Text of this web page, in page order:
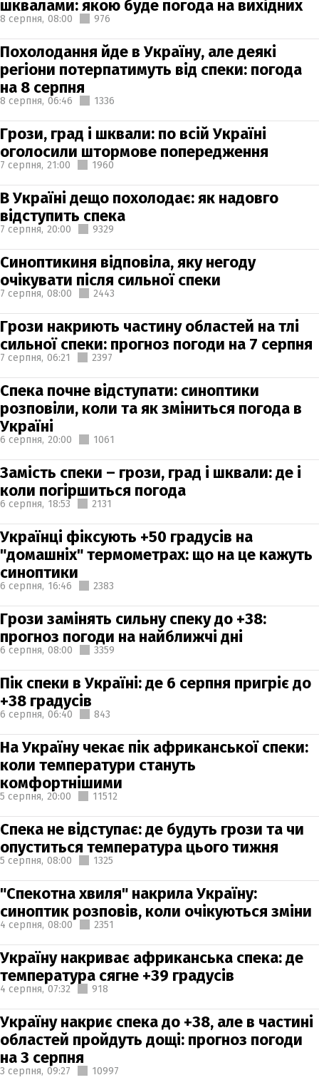
шквалами: якою буде погода на вихідних
8 серпня, 08:00 976
Похолодання йде в Україну, але деякі
регіони потерпатимуть від спеки: погода
на 8 серпня
8 серпня, 06:46 1336
Грози, град і шквали: по всій Україні
оголосили штормове попередження
7 серпня, 21:00 1960
В Україні дещо похолодає: як надовго
відступить спека
7 серпня, 20:00 9329
Синоптикиня відповіла, яку негоду
очікувати після сильної спеки
7 серпня, 08:00 2443
Грози накриють частину областей на тлі
сильної спеки: прогноз погоди на 7 серпня
7 серпня, 06:21 2397
Спека почне відступати: синоптики
розповіли, коли та як зміниться погода в
Україні
6 серпня, 20:00 1061
Замість спеки – грози, град і шквали: де і
коли погіршиться погода
6 серпня, 18:53 2131
Українці фіксують +50 градусів на
"домашніх" термометрах: що на це кажуть
синоптики
6 серпня, 16:46 2383
Грози замінять сильну спеку до +38:
прогноз погоди на найближчі дні
6 серпня, 08:00 3359
Пік спеки в Україні: де 6 серпня пригріє до
+38 градусів
6 серпня, 06:40 843
На Україну чекає пік африканської спеки:
коли температури стануть
комфортнішими
5 серпня, 20:00 11512
Спека не відступає: де будуть грози та чи
опуститься температура цього тижня
5 серпня, 08:00 1325
"Спекотна хвиля" накрила Україну:
синоптик розповів, коли очікуються зміни
4 серпня, 08:00 2351
Україну накриває африканська спека: де
температура сягне +39 градусів
4 серпня, 07:32 918
Україну накриє спека до +38, але в частині
областей пройдуть дощі: прогноз погоди
на 3 серпня
3 серпня, 09:27 10997